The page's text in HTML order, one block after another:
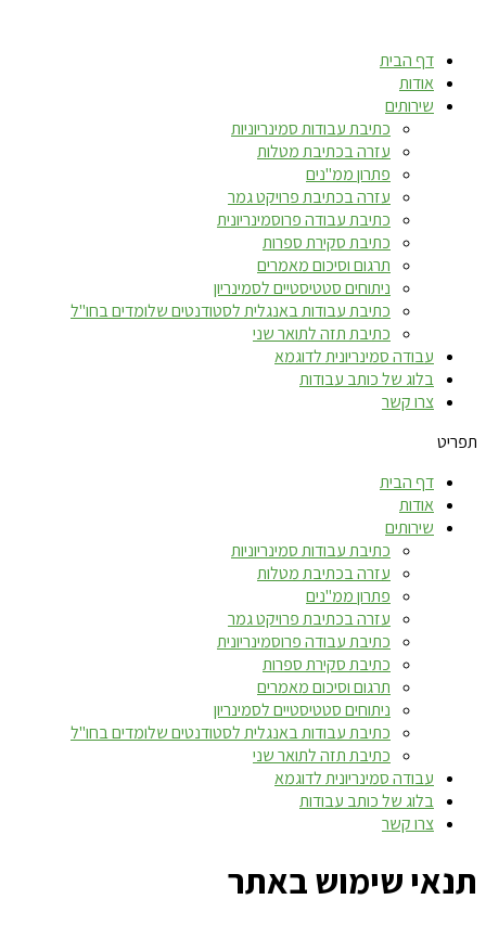
דף הבית
אודות
שירותים
כתיבת עבודות סמינריוניות
עזרה בכתיבת מטלות
פתרון ממ"נים
עזרה בכתיבת פרויקט גמר
כתיבת עבודה פרוסמינריונית
כתיבת סקירת ספרות
תרגום וסיכום מאמרים
ניתוחים סטטיסטיים לסמינריון
כתיבת עבודות באנגלית לסטודנטים שלומדים בחו"ל
כתיבת תזה לתואר שני
עבודה סמינריונית לדוגמא
בלוג של כותב עבודות
צרו קשר
תפריט
דף הבית
אודות
שירותים
כתיבת עבודות סמינריוניות
עזרה בכתיבת מטלות
פתרון ממ"נים
עזרה בכתיבת פרויקט גמר
כתיבת עבודה פרוסמינריונית
כתיבת סקירת ספרות
תרגום וסיכום מאמרים
ניתוחים סטטיסטיים לסמינריון
כתיבת עבודות באנגלית לסטודנטים שלומדים בחו"ל
כתיבת תזה לתואר שני
עבודה סמינריונית לדוגמא
בלוג של כותב עבודות
צרו קשר
תנאי שימוש באתר